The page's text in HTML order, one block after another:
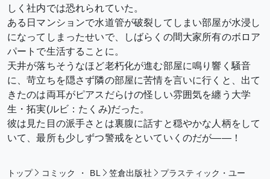
しく社内では恐れられていた。
ある日マンションで水道管が破裂してしまい部屋が水浸し
になってしまったせいで、しばらくの間大家所有のボロア
パートで生活することに。
天井が落ちそうなほど老朽化が進む部屋に鳴り響く騒音
に、苛立ちを隠さず隣の部屋に苦情を言いに行くと、出て
きたのは両耳がピアスだらけの怪しい雰囲気を纏う大学
生・拓実(ルビ：たくみ)だった。
彼は見た目の派手さとは裏腹に話すと穏やかな人柄をして
いて、最所も少しずつ警戒をといていくのだが――！
トップ コミック ・ BL 笠倉出版社 プラスティック・ユー